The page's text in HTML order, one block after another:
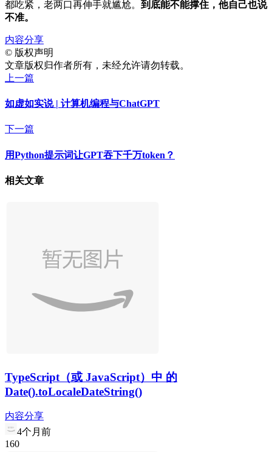
都吃紧，老两口再伸手就尴尬。 到底能不能撑住，他自己也说
不准。
内容分享
© 版权声明
文章版权归作者所有，未经允许请勿转载。
上一篇
如虚如实说 | 计算机编程与ChatGPT
下一篇
用Python提示词让GPT吞下千万token？
相关文章
TypeScript（或 JavaScript）中 的
Date().toLocaleDateString()
内容分享
4个月前
160